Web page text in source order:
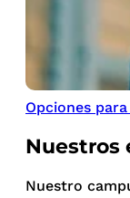
Opciones
Nuestros
Nuestro